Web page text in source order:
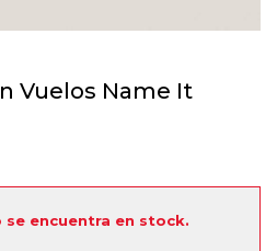
Vuelos Name It
encuentra en stock.